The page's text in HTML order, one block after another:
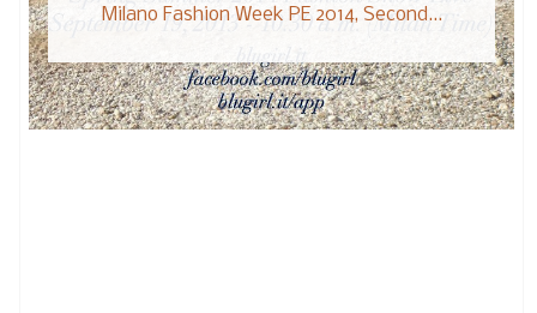
Milano Fashion Week PE 2014, Second...